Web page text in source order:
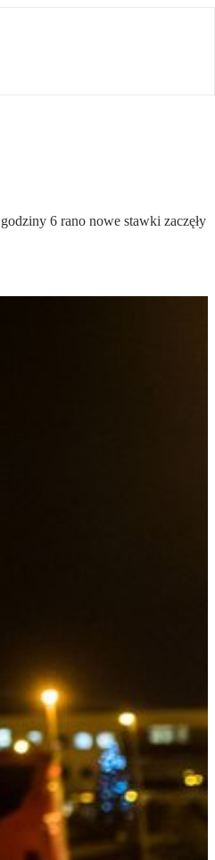
6 rano nowe stawki zaczęły